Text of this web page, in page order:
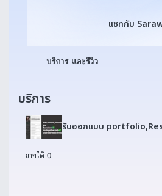
แชทกับ Sarawut
แชทกับ
บริการ และรีวิว
บริการ
รับออกเเบบ
ขายได้ 0